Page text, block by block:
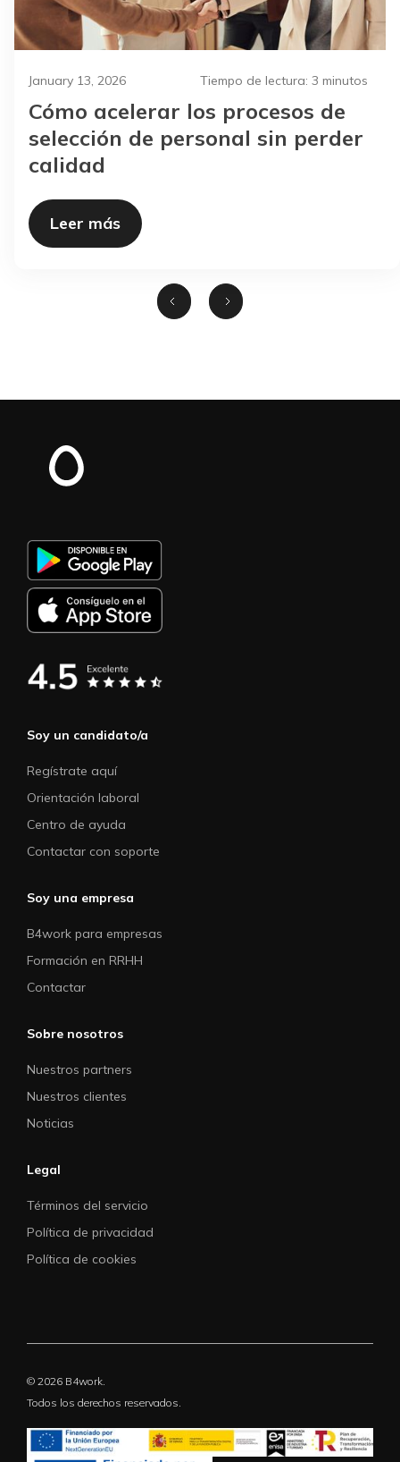
January 13, 2026 Tiempo de lectura: 3 minutos
Cómo acelerar los procesos de
selección de personal sin perder
calidad
Leer más
Soy un candidato/a
Regístrate aquí
Orientación laboral
Centro de ayuda
Contactar con soporte
Soy una empresa
B4work para empresas
Formación en RRHH
Contactar
Sobre nosotros
Nuestros partners
Nuestros clientes
Noticias
Legal
Términos del servicio
Política de privacidad
Política de cookies
© 2026 B4work.
Todos los derechos reservados.